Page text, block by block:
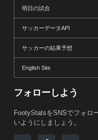
明日の試合
サッカーデータAPI
サッカーの結果予想
English Site
フォローしよう
FootyStatsをSNSでフォロ
いようにしましょう。